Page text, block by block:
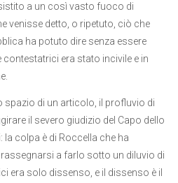
a un così vasto fuoco di
venisse detto, o ripetuto, ciò che
ha potuto dire senza essere
contestatrici era stato incivile e in
spazio di un articolo, il profluvio di
il severo giudizio del Capo dello
colpa è di Roccella che ha
a farlo sotto un diluvio di
era solo dissenso, e il dissenso è il